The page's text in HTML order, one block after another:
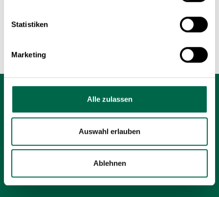
Statistiken
Marketing
Alle zulassen
Auswahl erlauben
Ablehnen
Ihr neues Zuhause für Design, Qualität
und Inspiration in Wien.